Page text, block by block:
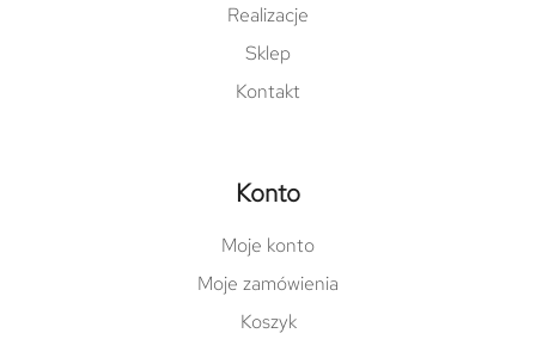
Realizacje
Sklep
Kontakt
Konto
Moje konto
Moje zamówienia
Koszyk